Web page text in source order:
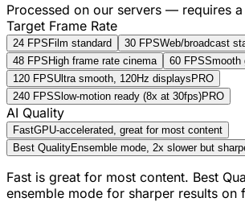
Processed on our servers — requires
Target Frame Rate
24 FPS Film standard 30 FPSWeb/broadcast
48 FPS High frame rate cinema 60 FPSSmooth
120 FPSUltra smooth, 120Hz displays PRO
240 FPSSlow-motion ready (8x at 30fps)PRO
AI Quality
FastGPU-accelerated, great for most content
Best QualityEnsemble mode, 2x slower but
Fast is great for most content. Best
ensemble mode for sharper results on